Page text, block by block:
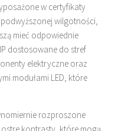
w certyfikaty
wilgotności,
mieć odpowiednie
dostosowane do stref
elektryczne oraz
modułami LED, które
rozproszone